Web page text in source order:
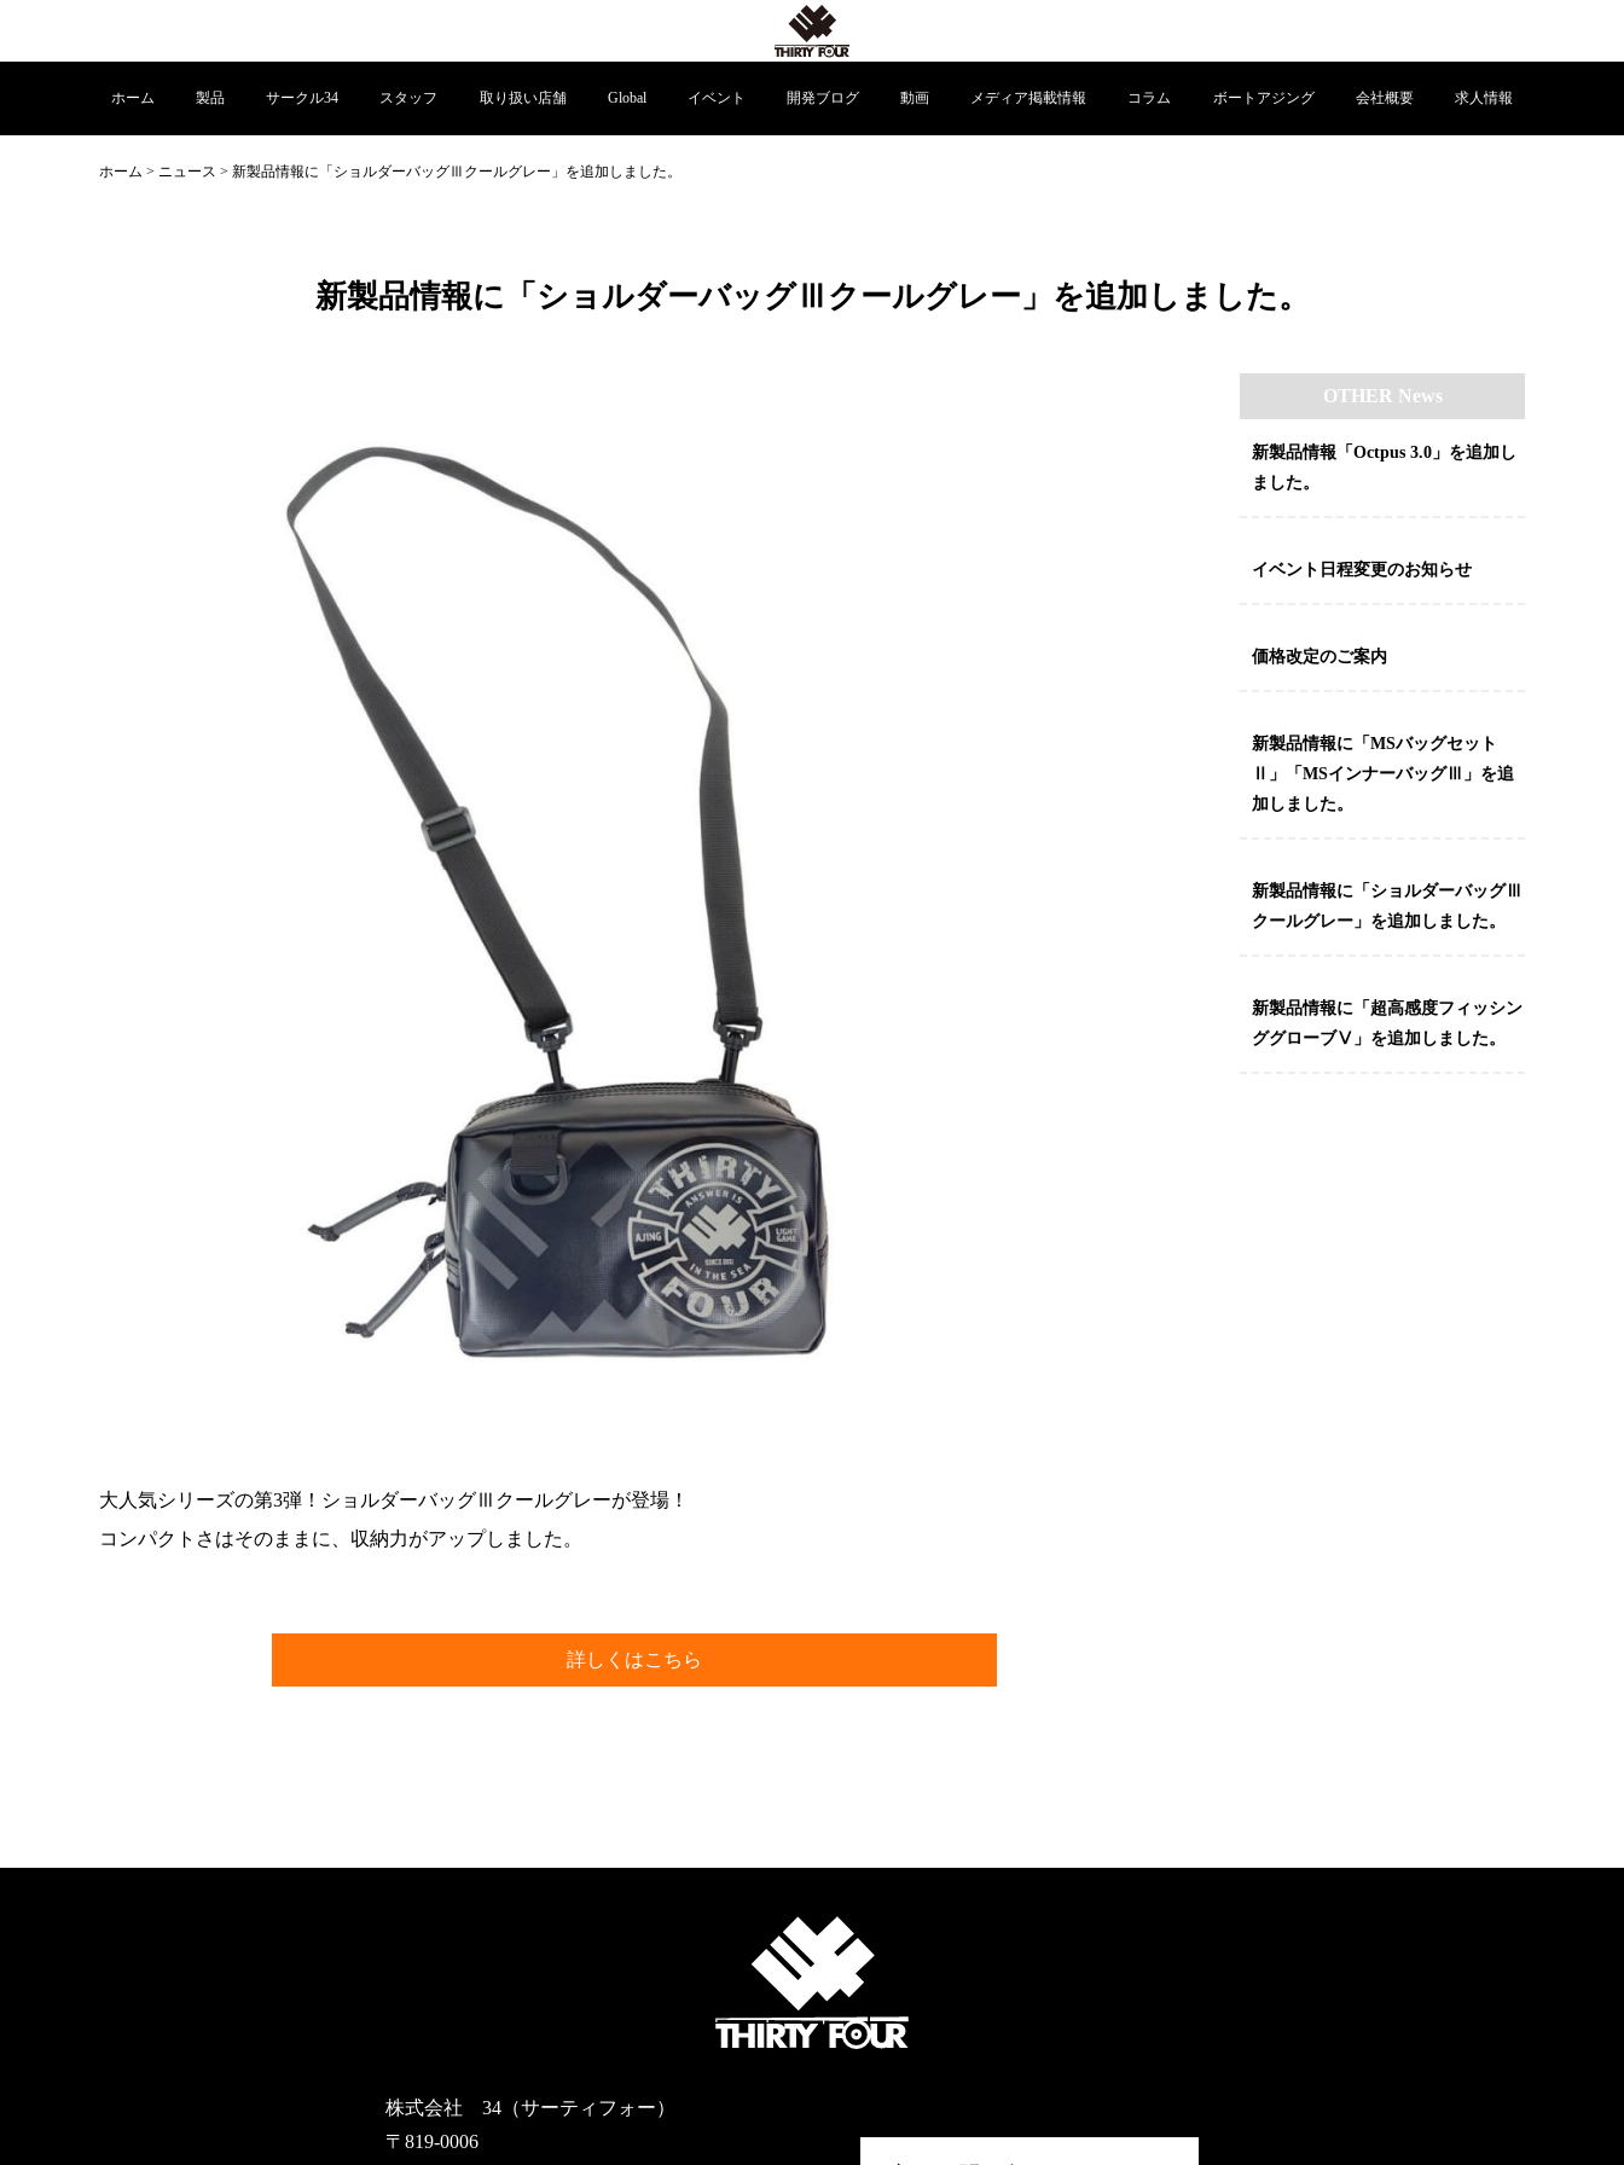
ホーム 製品 サークル34 スタッフ 取り扱い店舗 Global イベント 開発ブログ 動画 メディア掲載情報 コラム ボートアジング 会社概要 求人情報
ホーム > ニュース > 新製品情報に「ショルダーバッグⅢクールグレー」を追加しました。
新製品情報に「ショルダーバッグⅢクールグレー」を追加しました。
大人気シリーズの第3弾！ショルダーバッグⅢクールグレーが登場！
コンパクトさはそのままに、収納力がアップしました。
詳しくはこちら
OTHER News
新製品情報「Octpus 3.0」を追加し
ました。
イベント日程変更のお知らせ
価格改定のご案内
新製品情報に「MSバッグセット
Ⅱ」「MSインナーバッグⅢ」を追
加しました。
新製品情報に「ショルダーバッグⅢ
クールグレー」を追加しました。
新製品情報に「超高感度フィッシン
ググローブⅤ」を追加しました。
株式会社 34（サーティフォー）
〒819-0006